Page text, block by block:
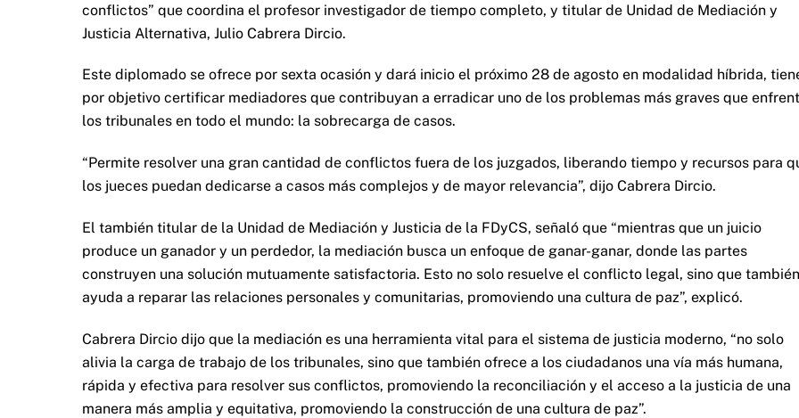
conflictos” que coordina el profesor investigador de tiempo completo, y titular de Unidad de Mediación y
Justicia Alternativa, Julio Cabrera Dircio.
Este diplomado se ofrece por sexta ocasión y dará inicio el próximo 28 de agosto en modalidad híbrida,
por objetivo certificar mediadores que contribuyan a erradicar uno de los problemas más graves que
los tribunales en todo el mundo: la sobrecarga de casos.
“Permite resolver una gran cantidad de conflictos fuera de los juzgados, liberando tiempo y recursos para
los jueces puedan dedicarse a casos más complejos y de mayor relevancia”, dijo Cabrera Dircio.
El también titular de la Unidad de Mediación y Justicia de la FDyCS, señaló que “mientras que un juicio
produce un ganador y un perdedor, la mediación busca un enfoque de ganar-ganar, donde las partes
construyen una solución mutuamente satisfactoria. Esto no solo resuelve el conflicto legal, sino que también
ayuda a reparar las relaciones personales y comunitarias, promoviendo una cultura de paz”, explicó.
Cabrera Dircio dijo que la mediación es una herramienta vital para el sistema de justicia moderno, “no solo
alivia la carga de trabajo de los tribunales, sino que también ofrece a los ciudadanos una vía más humana,
rápida y efectiva para resolver sus conflictos, promoviendo la reconciliación y el acceso a la justicia de una
manera más amplia y equitativa, promoviendo la construcción de una cultura de paz”.